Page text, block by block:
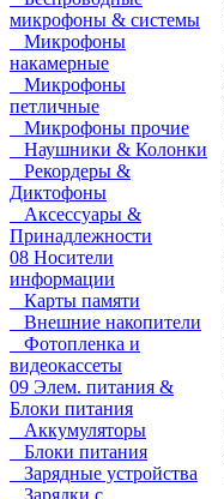
микрофоны & системы
Микрофоны
накамерные
Микрофоны
петличные
Микрофоны прочие
Наушники & Колонки
Рекордеры &
Диктофоны
Аксессуары &
Принадлежности
08 Носители
информации
Карты памяти
Внешние накопители
Фотопленка и
видеокассеты
09 Элем. питания &
Блоки питания
Аккумуляторы
Блоки питания
Зарядные устройства
Зарядки с